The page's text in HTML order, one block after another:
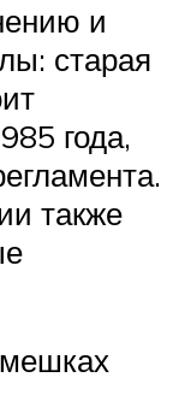
и
старая
года,
также